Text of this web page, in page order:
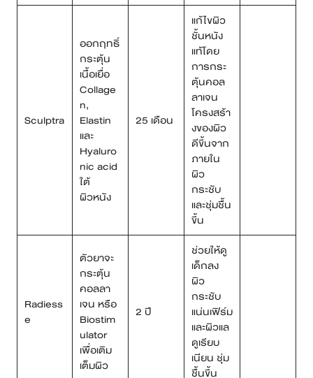
Sculptra
ออกฤทธิ์
กระตุ้น
เนื้อเยื่อ
Collage
n,
Elastin
และ
Hyaluro
nic acid
ใต้
ผิวหนัง
25 เดือน
แก้ไขผิว
ชั้นหนัง
แท้โดย
การกระ
ตุ้นคอล
ลาเจน
โครงสร้า
งของผิว
ดีขึ้นจาก
ภายใน
ผิว
กระชับ
และชุ่มชื้น
ขึ้น
Radiess
e
ตัวยาจะ
กระตุ้น
คอลลา
เจน หรือ
Biostim
ulator
เพื่อเติม
เต็มผิว
2 ปี
ช่วยให้ดู
เด็กลง
ผิว
กระชับ
แน่นเฟิร์ม
และผิวแล
ดูเรียบ
เนียน ชุ่ม
ชื้นขึ้น